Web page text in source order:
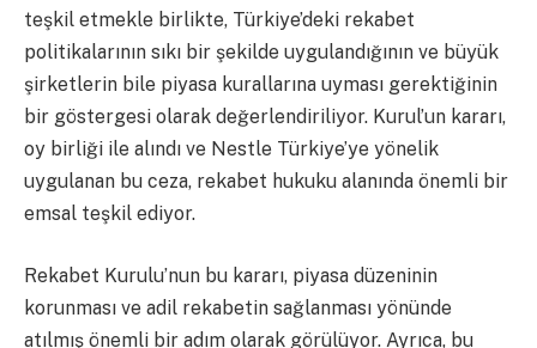
teşkil etmekle birlikte, Türkiye’deki rekabet
politikalarının sıkı bir şekilde uygulandığının ve büyük
şirketlerin bile piyasa kurallarına uyması gerektiğinin
bir göstergesi olarak değerlendiriliyor. Kurul’un kararı,
oy birliği ile alındı ve Nestle Türkiye’ye yönelik
uygulanan bu ceza, rekabet hukuku alanında önemli bir
emsal teşkil ediyor.
Rekabet Kurulu’nun bu kararı, piyasa düzeninin
korunması ve adil rekabetin sağlanması yönünde
atılmış önemli bir adım olarak görülüyor. Ayrıca, bu